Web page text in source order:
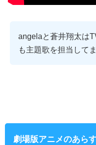
angelaと蒼井翔太は
も主題歌を担当して
劇場版アニメのあら